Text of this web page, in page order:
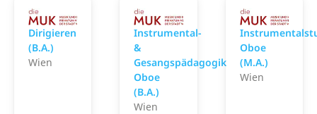
MUK - Musik und Kunst Privatuniversität der
Dirigieren
(B.A.)
Wien
MUK - Musik und Kunst
Instrumental-
&
Gesangspädagogik
Oboe
(B.A.)
Wien
Oboe
(M.A.)
Wien